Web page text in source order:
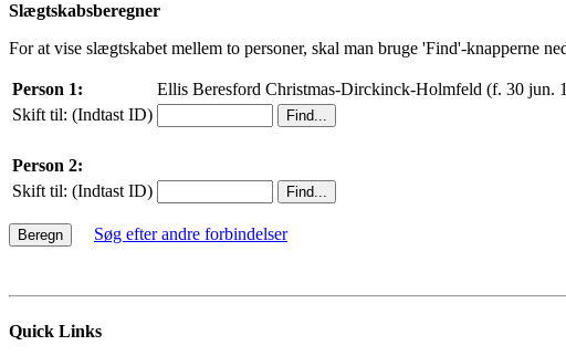
Slægtskabsberegner
For at vise slægtskabet mellem to personer, skal man bruge 'Find'-knapperne
Person 1:
Ellis Beresford Christmas-Dirckinck-Holmfeld (f. 30 jun.
Skift til: (Indtast ID)
Person 2:
Skift til: (Indtast ID)
Søg efter andre forbindelser
Quick Links